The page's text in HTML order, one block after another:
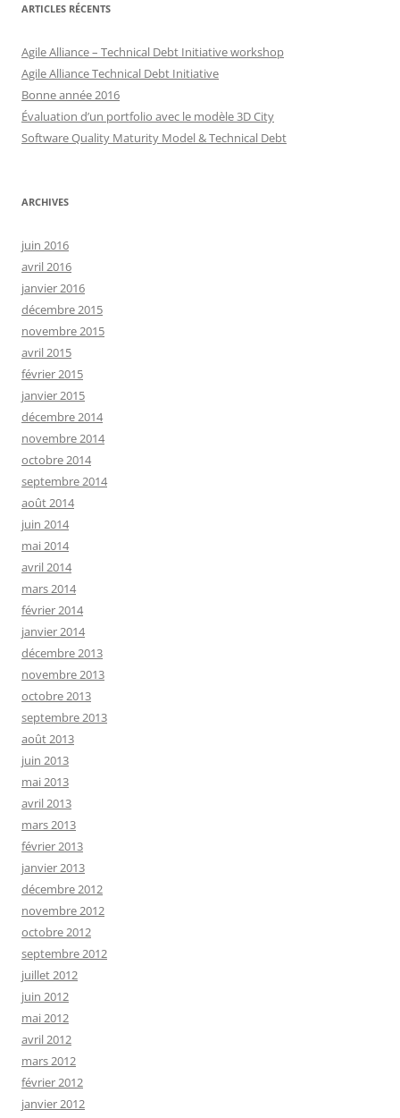
ARTICLES RÉCENTS
Agile Alliance – Technical Debt Initiative workshop
Agile Alliance Technical Debt Initiative
Bonne année 2016
Évaluation d’un portfolio avec le modèle 3D City
Software Quality Maturity Model & Technical Debt
ARCHIVES
juin 2016
avril 2016
janvier 2016
décembre 2015
novembre 2015
avril 2015
février 2015
janvier 2015
décembre 2014
novembre 2014
octobre 2014
septembre 2014
août 2014
juin 2014
mai 2014
avril 2014
mars 2014
février 2014
janvier 2014
décembre 2013
novembre 2013
octobre 2013
septembre 2013
août 2013
juin 2013
mai 2013
avril 2013
mars 2013
février 2013
janvier 2013
décembre 2012
novembre 2012
octobre 2012
septembre 2012
juillet 2012
juin 2012
mai 2012
avril 2012
mars 2012
février 2012
janvier 2012